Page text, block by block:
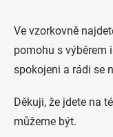
Ve vzorkovně
pomohu s výběrem
spokojeni a rádi se
Děkuji, že jdete na
můžeme být.